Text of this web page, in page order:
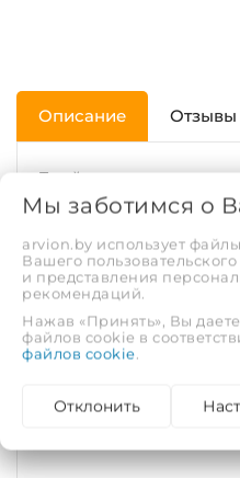
Описание Отзывы
Тройники
трубопроводу PPR
ответвления с
90о. Длина тройника -
максимальной
воды - 80ºС
10 лет. Срок службы -
Мы заботимся о
arvion.by использует
Вашего
и представления
рекомендаций.
Нажав «Принять», Вы
файлов cookie в
файлов cookie.
Отклонить